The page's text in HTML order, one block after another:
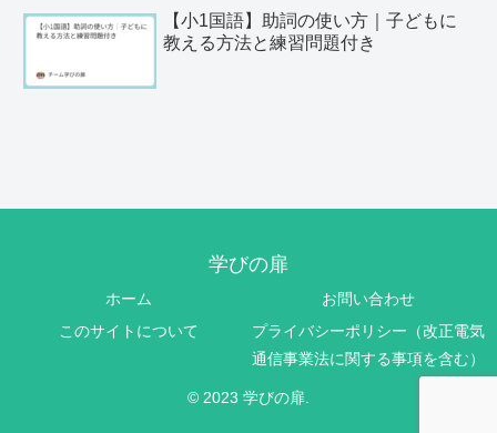
【小1国語】助詞の使い方｜子どもに
教える方法と練習問題付き
学びの扉
ホーム
お問い合わせ
このサイトについて
プライバシーポリシー（改正電気
通信事業法に関する事項を含む）
© 2023 学びの扉.